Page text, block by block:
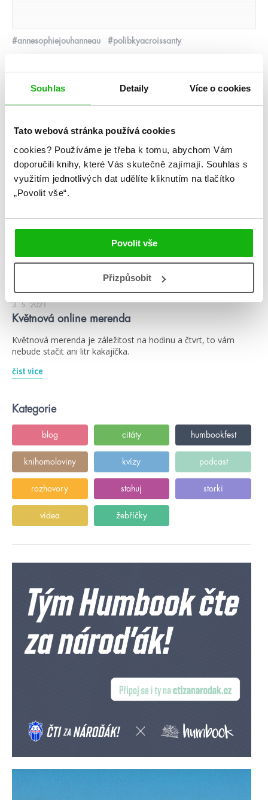
Souhlas Detaily Více o cookies
Tato webová stránka používá cookies
cookies? Používáme je třeba k tomu, abychom Vám
doporučili knihy, které Vás skutečně zajímají. Souhlas s
využitím jednotlivých dat udělíte kliknutím na tlačítko
„Povolit vše“.
Povolit vše
Přizpůsobit
#annesophiejouhanneau #polibkyacroissanty
Anne Sophie Jouhanneau: Polibky a croissanty
videa
#arila
3. 5. 2021
Květnová online merenda
Květnová merenda je záležitost na hodinu a čtvrt, to vám
nebude stačit ani litr kakajíčka.
číst více
Kategorie
blog citáty humbookfest
knihomoloviny kvízy podcast
rozhovory stahuj storki
videa žebříčky